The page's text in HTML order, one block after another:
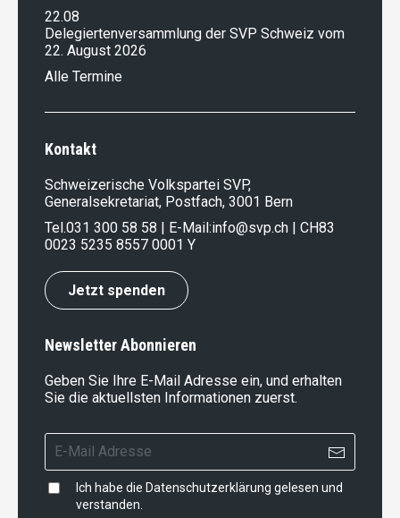
22.08
Delegiertenversammlung der SVP Schweiz vom
22. August 2026
Alle Termine
Kontakt
Schweizerische Volkspartei SVP,
Generalsekretariat, Postfach, 3001 Bern
Tel.031 300 58 58 | E-Mail:info@svp.ch | CH83
0023 5235 8557 0001 Y
Jetzt spenden
Newsletter Abonnieren
Geben Sie Ihre E-Mail Adresse ein, und erhalten
Sie die aktuellsten Informationen zuerst.
Ich habe die Datenschutzerklärung gelesen und
verstanden.